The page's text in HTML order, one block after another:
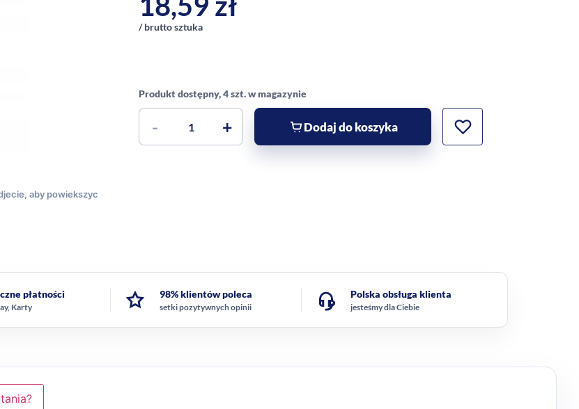
/ brutto sztuka
Produkt dostępny, 4 szt. w magazynie
- + Dodaj do koszyka
płatności
Karty
98% klientów poleca
setki pozytywnych opinii
Polska obsługa klienta
jesteśmy dla Ciebie